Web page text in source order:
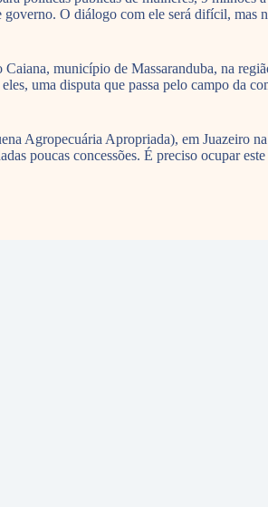
O diálogo com ele será difícil,
município de Massaranduba, na
uma disputa que passa pelo campo da
Agropecuária Apropriada), em Juazeiro
poucas concessões. É preciso ocupar